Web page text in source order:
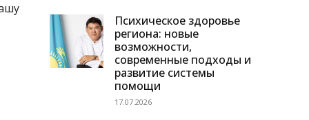
Психическое здоровье
региона: новые
возможности,
современные подходы и
развитие системы
помощи
17.07.2026